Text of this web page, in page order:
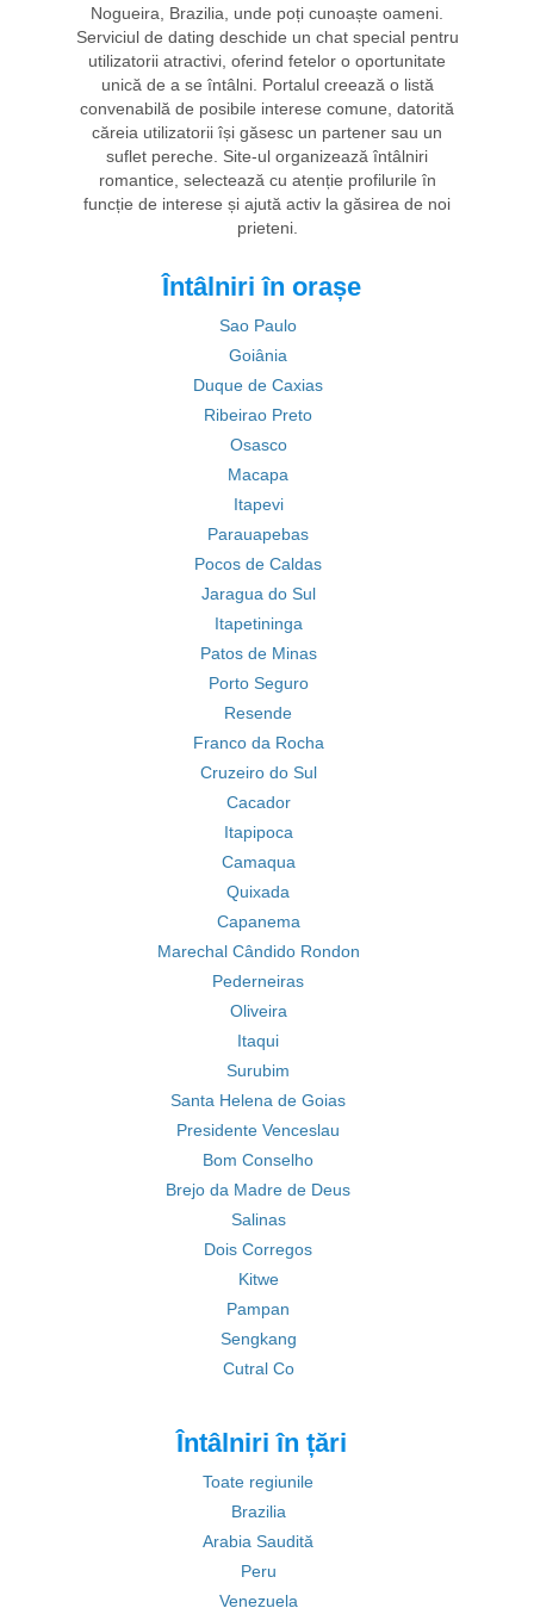
Nogueira, Brazilia, unde poți cunoaște oameni.
Serviciul de dating deschide un chat special pentru
utilizatorii atractivi, oferind fetelor o oportunitate
unică de a se întâlni. Portalul creează o listă
convenabilă de posibile interese comune, datorită
căreia utilizatorii își găsesc un partener sau un
suflet pereche. Site-ul organizează întâlniri
romantice, selectează cu atenție profilurile în
funcție de interese și ajută activ la găsirea de noi
prieteni.
Întâlniri în orașe
Sao Paulo
Goiânia
Duque de Caxias
Ribeirao Preto
Osasco
Macapa
Itapevi
Parauapebas
Pocos de Caldas
Jaragua do Sul
Itapetininga
Patos de Minas
Porto Seguro
Resende
Franco da Rocha
Cruzeiro do Sul
Cacador
Itapipoca
Camaqua
Quixada
Capanema
Marechal Cândido Rondon
Pederneiras
Oliveira
Itaqui
Surubim
Santa Helena de Goias
Presidente Venceslau
Bom Conselho
Brejo da Madre de Deus
Salinas
Dois Corregos
Kitwe
Pampan
Sengkang
Cutral Co
Întâlniri în țări
Toate regiunile
Brazilia
Arabia Saudită
Peru
Venezuela